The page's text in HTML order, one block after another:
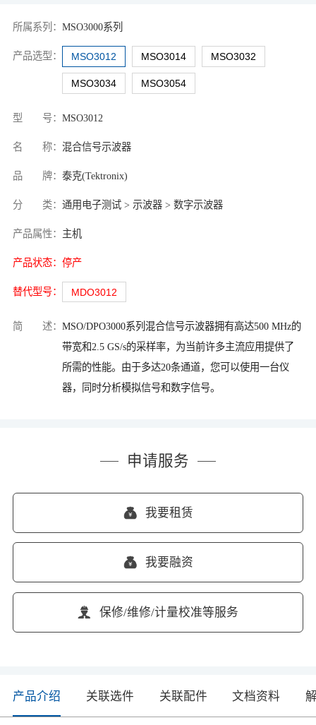
所属系列： MSO3000系列
产品选型： MSO3012 MSO3014 MSO3032
MSO3034 MSO3054
型 号： MSO3012
名 称： 混合信号示波器
品 牌： 泰克(Tektronix)
分 类： 通用电子测试 > 示波器 > 数字示波器
产品属性： 主机
产品状态： 停产
替代型号： MDO3012
简 述： MSO/DPO3000系列混合信号示波器拥有高达500 MHz的
带宽和2.5 GS/s的采样率，为当前许多主流应用提供了
所需的性能。由于多达20条通道，您可以使用一台仪
器，同时分析模拟信号和数字信号。
申请服务
我要租赁
我要融资
保修/维修/计量校准等服务
产品介绍 关联选件 关联配件 文档资料